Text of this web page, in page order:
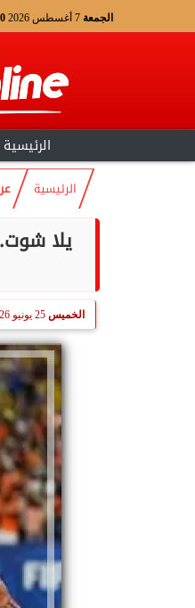
الجمعة
الرئيسية
الرئيسية
الخميس 25 يونيو 2026